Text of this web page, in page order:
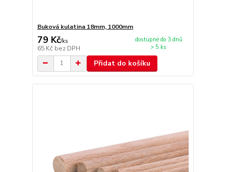
Buková kulatina 18mm, 1000mm
79 Kč/ks
65 Kč bez DPH
dostupné do 3 dnů
> 5 ks
Přidat do košíku